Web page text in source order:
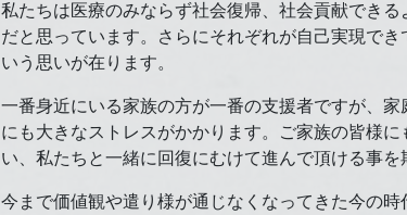
私たちは医療のみならず社会復帰、社会貢献でき
だと思っています。さらにそれぞれが自己実現で
いう思いが在ります。
一番身近にいる家族の方が一番の支援者ですが、
にも大きなストレスがかかります。ご家族の皆様
い、私たちと一緒に回復にむけて進んで頂ける事を
今まで価値観や遣り様が通じなくなってきた今の